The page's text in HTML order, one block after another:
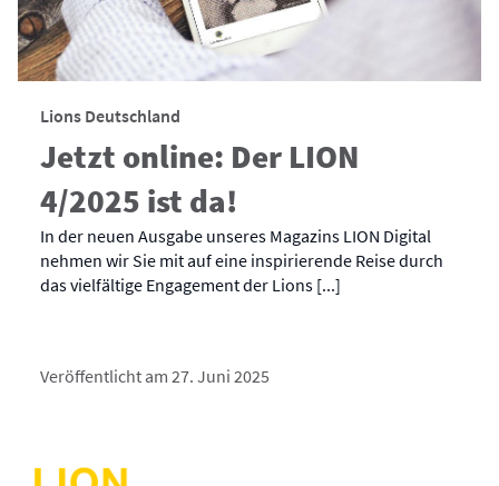
Lions Deutschland
Jetzt online: Der LION
4/2025 ist da!
In der neuen Ausgabe unseres Magazins LION Digital
nehmen wir Sie mit auf eine inspirierende Reise durch
das vielfältige Engagement der Lions [...]
Veröffentlicht am 27. Juni 2025